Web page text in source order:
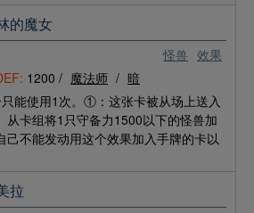
怪兽 效果
的魔女
1200 / 魔法师 / 暗
能使用1次。①：这张卡被从场上送入
从卡组将1只守备力1500以下的怪兽加
己不能发动用这个效果加入手牌的卡以
拉